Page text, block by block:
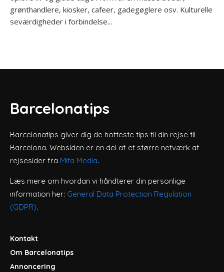
grønthandlere, kiosker, cafeer, gadegøglere osv. Kulturelle
seværdigheder i forbindelse...
Barcelonatips
Barcelonatips giver dig de hotteste tips til din rejse til
Barcelona. Websiden er en del af et større netværk af
rejsesider fra Mita Media.
Læs mere om hvordan vi håndterer din personlige
information her: General Data Protection Regulation
(GDPR).
Kontakt
Om Barcelonatips
Annoncering